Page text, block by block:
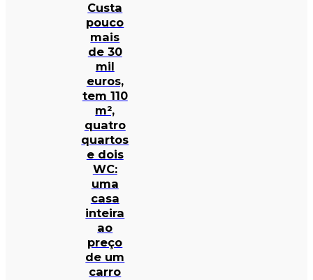
Custa
pouco
mais
de 30
mil
euros,
tem 110
m²,
quatro
quartos
e dois
WC:
uma
casa
inteira
ao
preço
de um
carro